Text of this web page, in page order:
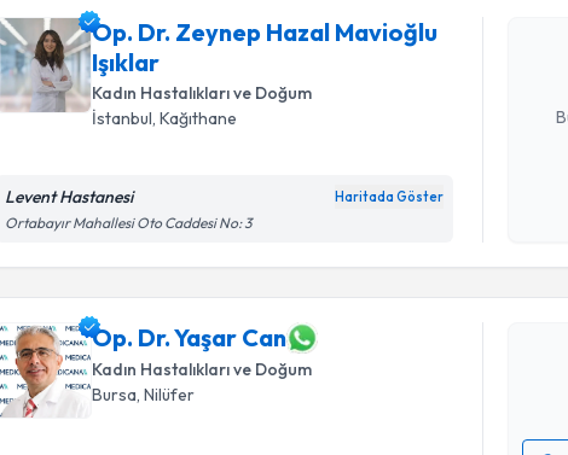
Op. Dr. Zeynep Hazal Mavioğlu
Işıklar
Kadın Hastalıkları ve Doğum
İstanbul , Kağıthane
Levent Hastanesi Haritada Göster
Ortabayır Mahallesi Oto Caddesi No: 3
talebi
Op. Dr. Yaşar Can
Kadın Hastalıkları ve Doğum
Bursa , Nilüfer